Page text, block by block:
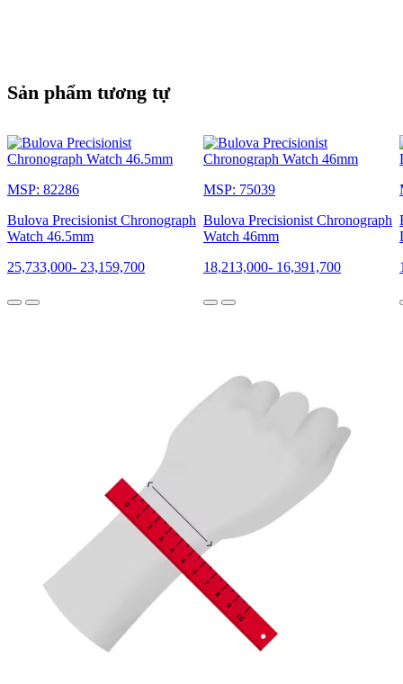
Sản phẩm tương tự
MSP: 82286
Bulova Precisionist Chronograph
Watch 46.5mm
25,733,000- 23,159,700
MSP: 75039
Bulova Precisionist Chronograph
Watch 46mm
18,213,000- 16,391,700